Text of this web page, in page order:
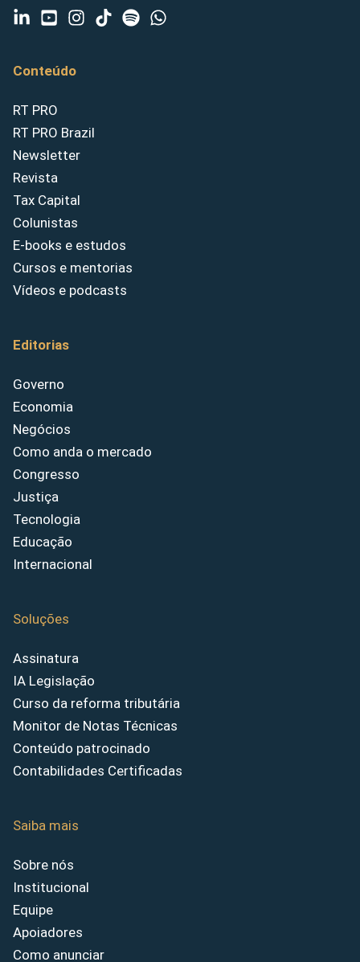
Conteúdo
RT PRO
RT PRO Brazil
Newsletter
Revista
Tax Capital
Colunistas
E-books e estudos
Cursos e mentorias
Vídeos e podcasts
Editorias
Governo
Economia
Negócios
Como anda o mercado
Congresso
Justiça
Tecnologia
Educação
Internacional
Soluções
Assinatura
IA Legislação
Curso da reforma tributária
Monitor de Notas Técnicas
Conteúdo patrocinado
Contabilidades Certificadas
Saiba mais
Sobre nós
Institucional
Equipe
Apoiadores
Como anunciar